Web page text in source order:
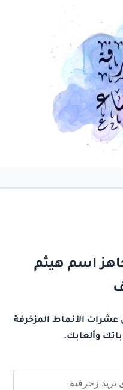
اسم هيثم
عشرات الأنماط المزخرفة
وألعابك.